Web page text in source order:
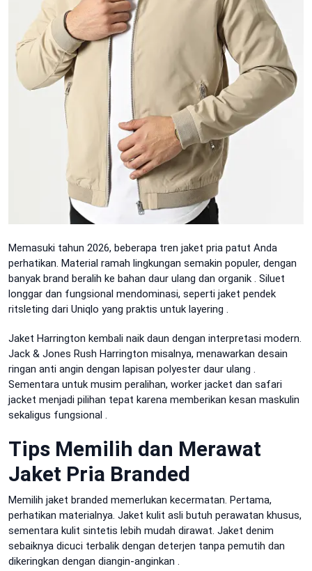
Memasuki tahun 2026, beberapa tren jaket pria patut Anda
perhatikan. Material ramah lingkungan semakin populer, dengan
banyak brand beralih ke bahan daur ulang dan organik
. Siluet
longgar dan fungsional mendominasi, seperti jaket pendek
ritsleting dari Uniqlo yang praktis untuk layering
Jaket Harrington kembali naik daun dengan interpretasi modern.
Jack & Jones Rush Harrington misalnya, menawarkan desain
ringan anti angin dengan lapisan polyester daur ulang
Sementara untuk musim peralihan, worker jacket dan safari
jacket menjadi pilihan tepat karena memberikan kesan maskulin
sekaligus fungsional
Tips Memilih dan Merawat
Jaket Pria Branded
Memilih jaket branded memerlukan kecermatan. Pertama,
perhatikan materialnya. Jaket kulit asli butuh perawatan khusus,
sementara kulit sintetis lebih mudah dirawat. Jaket denim
sebaiknya dicuci terbalik dengan deterjen tanpa pemutih dan
dikeringkan dengan diangin-anginkan